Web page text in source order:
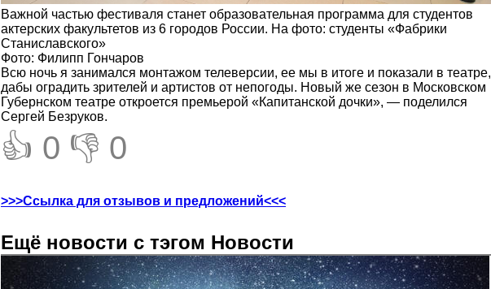
Важной частью фестиваля станет образовательная программа для студентов
актерских факультетов из 6 городов России. На фото: студенты «Фабрики
Станиславского»
Фото: Филипп Гончаров
Всю ночь я занимался монтажом телеверсии, ее мы в итоге и показали в театре,
дабы оградить зрителей и артистов от непогоды. Новый же сезон в Московском
Губернском театре откроется премьерой «Капитанской дочки», — поделился
Сергей Безруков.
👍 0 👎 0
>>>Ссылка для отзывов и предложений<<<
Ещё новости с тэгом Новости